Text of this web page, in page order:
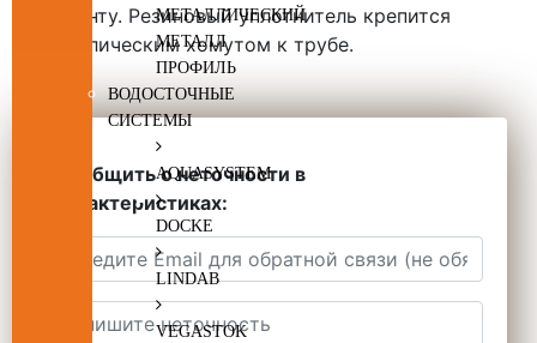
МЕТАЛЛИЧЕСКИЙ
МЕТАЛЛ
ПРОФИЛЬ
ВОДОСТОЧНЫЕ
СИСТЕМЫ
AQUASYSTEM
DOCKE
LINDAB
VEGASTOK
элементу. Резиновый уплотнитель крепится
металлическим хомутом к трубе.
Сообщить о неточности в
характеристиках: